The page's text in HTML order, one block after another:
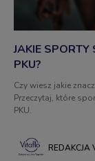
JAKIE
PKU?
Czy wiesz jakie
Przeczytaj, które
PKU.
REDAKCJA